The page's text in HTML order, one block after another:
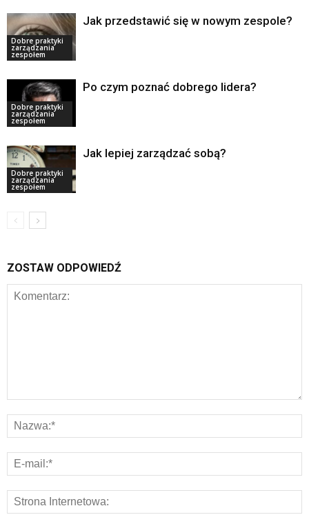
Dobre praktyki
zarządzania
zespołem
Jak przedstawić się w nowym zespole?
Dobre praktyki
zarządzania
zespołem
Po czym poznać dobrego lidera?
Dobre praktyki
zarządzania
zespołem
Jak lepiej zarządzać sobą?
ZOSTAW ODPOWIEDŹ